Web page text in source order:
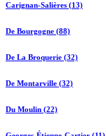
Carignan-Salières (13)
De Bourgogne (88)
De La Broquerie (32)
De Montarville (32)
Du Moulin (22)